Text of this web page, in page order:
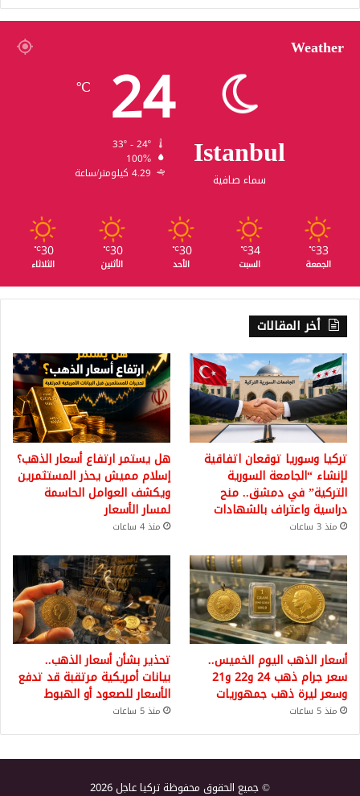
Weather
Istanbul
سماء صافية
24
℃
100%
4.29 كيلومتر/ساعة
33
℃
الجمعة
34
℃
السبت
30
℃
الأحد
30
℃
الأثنين
30
℃
الثلاثاء
أخر المقالات
تركيا وسوريا توقعان اتفاقية
لإنشاء “الجامعة السورية
التركية” في دمشق.. منح
دراسية واعتراف بالشهادات
منذ 3 ساعات
هل يستمر ارتفاع أسعار الذهب؟
إسلام مميش يحذر المستثمرين
ويكشف العوامل الحاسمة
لمسار الأسعار
منذ 4 ساعات
أسعار الذهب اليوم الخميس..
سعر جرام ذهب 24 و22 و21
وسعر ليرة ذهب جمهوريات
منذ 5 ساعات
تحذير بشأن أسعار الذهب..
بيانات أمريكية مرتقبة قد تدفع
الأسعار للصعود أو الهبوط
منذ 5 ساعات
© جميع الحقوق محفوظة تركيا عاجل 2026